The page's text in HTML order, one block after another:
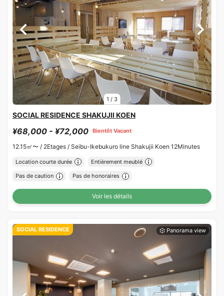
1 / 3
SOCIAL RESIDENCE SHAKUJII KOEN
¥68,000 - ¥72,000 Bientôt Vacant
12.15㎡〜 / 2Etages / Seibu-Ikebukuro line Shakujii Koen 12Minutes
Location courte durée Entièrement meublé
Pas de caution Pas de honoraires
Voir les détails
SOCIAL RESIDENCE